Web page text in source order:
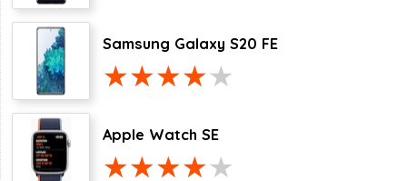
Samsung Galaxy S20 FE
Apple Watch SE